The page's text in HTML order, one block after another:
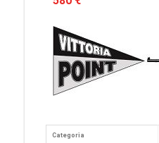
Categoria